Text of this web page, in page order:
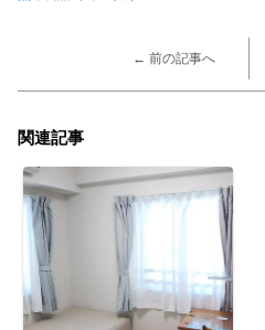
← 前の記事へ
関連記事